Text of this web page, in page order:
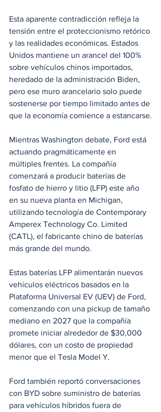
Esta aparente contradicción refleja la
tensión entre el proteccionismo retórico
y las realidades económicas. Estados
Unidos mantiene un arancel del 100%
sobre vehículos chinos importados,
heredado de la administración Biden,
pero ese muro arancelario solo puede
sostenerse por tiempo limitado antes de
que la economía comience a estancarse.
Mientras Washington debate, Ford está
actuando pragmáticamente en
múltiples frentes. La compañía
comenzará a producir baterías de
fosfato de hierro y litio (LFP) este año
en su nueva planta en Michigan,
utilizando tecnología de Contemporary
Amperex Technology Co. Limited
(CATL), el fabricante chino de baterías
más grande del mundo.
Estas baterías LFP alimentarán nuevos
vehículos eléctricos basados en la
Plataforma Universal EV (UEV) de Ford,
comenzando con una pickup de tamaño
mediano en 2027 que la compañía
promete iniciar alrededor de $30,000
dólares, con un costo de propiedad
menor que el Tesla Model Y.
Ford también reportó conversaciones
con BYD sobre suministro de baterías
para vehículos híbridos fuera de